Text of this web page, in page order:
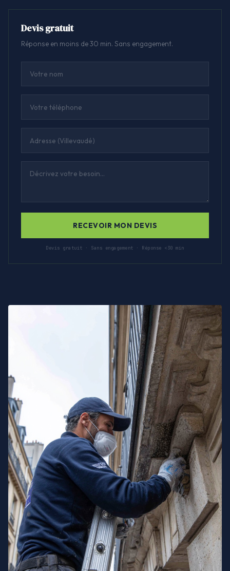
Devis gratuit
Réponse en moins de 30 min. Sans engagement.
RECEVOIR MON DEVIS
Devis gratuit · Sans engagement · Réponse <30 min